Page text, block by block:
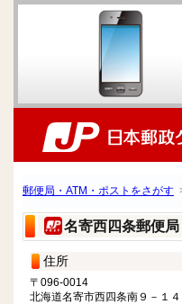
郵便局・ATM・ポストをさがす
名寄西四条郵便局
住所
〒096-0014
北海道名寄市西四条南９－１４